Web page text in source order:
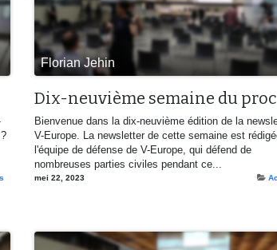
Florian Jehin
Dix-neuvième semaine du
Bienvenue dans la dix-neuvième édition de la
V-Europe. La newsletter de cette semaine est
l'équipe de défense de V-Europe, qui défend de
nombreuses parties civiles pendant ce...
mei 22, 2023